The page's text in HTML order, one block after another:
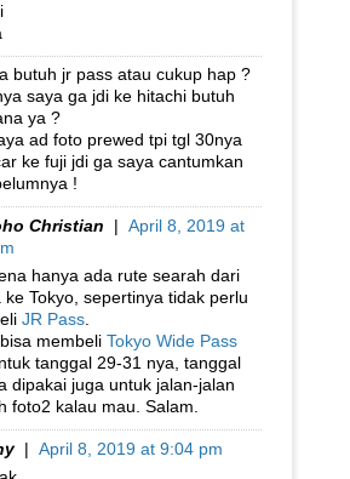
butuh jr pass atau cukup hap ?
saya ga jdi ke hitachi butuh
ya ?
ad foto prewed tpi tgl 30nya
ke fuji jdi ga saya cantumkan
!
Christian | April 8, 2019 at
hanya ada rute searah dari
ke Tokyo, sepertinya tidak perlu
JR Pass
membeli Tokyo Wide Pass
tanggal 29-31 nya, tanggal
dipakai juga untuk jalan-jalan
foto2 kalau mau. Salam.
| April 8, 2019 at 9:04 pm